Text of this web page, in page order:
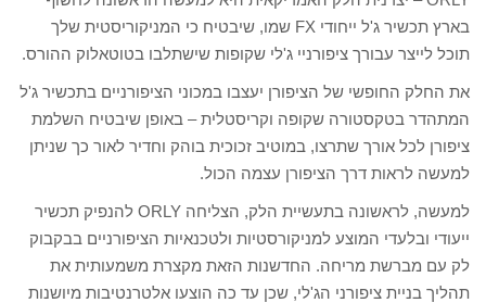
בארץ תכשיר ג'ל ייחודי FX שמו, שיבטיח כי המניקוריסטית שלך
תוכל לייצר עבורך ציפורניי ג'לי שקופות שישתלבו בטוטאלוק ההורס.
את החלק החופשי של הציפורן יעצבו במכוני הציפורניים בתכשיר ג'ל
המתהדר בטקסטורה שקופה וקריסטלית – באופן שיבטיח השלמת
ציפורן לכל אורך שתרצו, במוטיב זכוכית בוהק וחדיר לאור כך שניתן
למעשה לראות דרך הציפורן עצמה הכול.
למעשה, לראשונה בתעשיית הלק, הצליחה ORLY להנפיק תכשיר
ייעודי ובלעדי המוצע למניקורסטיות ולטכנאיות הציפורניים בבקבוק
לק עם מברשת מריחה. החדשנות הזאת מקצרת משמעותית את
תהליך בניית ציפורני הג'לי, שכן עד כה הוצעו אלטרנטיבות מיושנות